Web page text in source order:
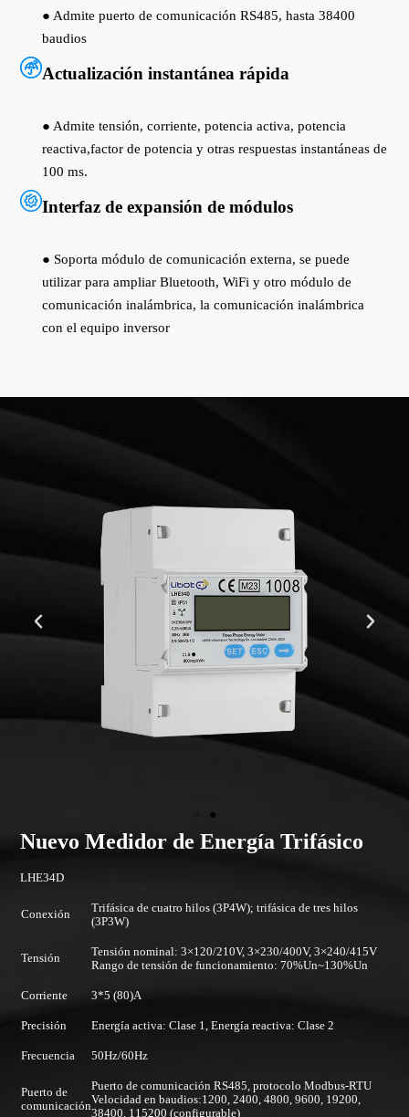
● Admite puerto de comunicación RS485, hasta 38400
baudios
Actualización instantánea rápida
● Admite tensión, corriente, potencia activa, potencia
reactiva,factor de potencia y otras respuestas instantáneas de
100 ms.
Interfaz de expansión de módulos
● Soporta módulo de comunicación externa, se puede
utilizar para ampliar Bluetooth, WiFi y otro módulo de
comunicación inalámbrica, la comunicación inalámbrica
con el equipo inversor
Nuevo Medidor de Energía Trifásico
LHE34D
Conexión
Trifásica de cuatro hilos (3P4W); trifásica de tres hilos
(3P3W)
Tensión
Tensión nominal: 3×120/210V, 3×230/400V, 3×240/415V
Rango de tensión de funcionamiento: 70%Un~130%Un
Corriente 3*5 (80)A
Precisión Energía activa: Clase 1, Energía reactiva: Clase 2
Frecuencia 50Hz/60Hz
Puerto de
comunicación
Puerto de comunicación RS485, protocolo Modbus-RTU
Velocidad en baudios:1200, 2400, 4800, 9600, 19200,
38400, 115200 (configurable)